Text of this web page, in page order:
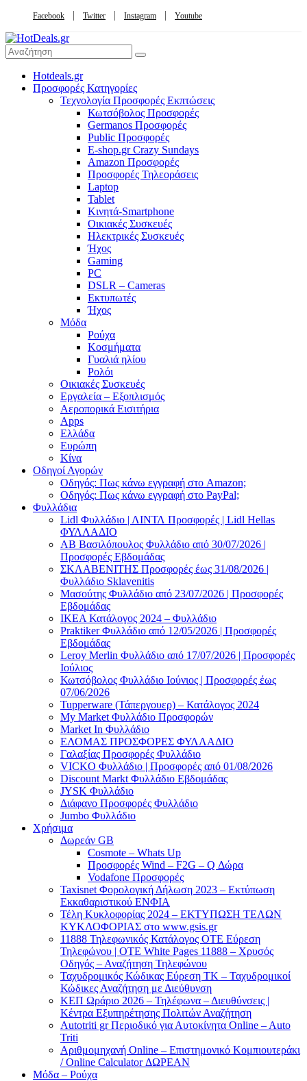
Facebook Twitter Instagram Youtube
Hotdeals.gr
Προσφορές Κατηγορίες
Τεχνολογία Προσφορές Εκπτώσεις
Κωτσόβολος Προσφορές
Germanos Προσφορές
Public Προσφορές
E-shop.gr Crazy Sundays
Amazon Προσφορές
Προσφορές Τηλεοράσεις
Laptop
Tablet
Κινητά-Smartphone
Οικιακές Συσκευές
Hλεκτρικές Συσκευές
Ήχος
Gaming
PC
DSLR – Cameras
Εκτυπωτές
Ήχος
Μόδα
Ρούχα
Κοσμήματα
Γυαλιά ηλίου
Ρολόι
Οικιακές Συσκευές
Εργαλεία – Εξοπλισμός
Αεροπορικά Εισιτήρια
Apps
Ελλάδα
Ευρώπη
Κίνα
Οδηγοί Αγορών
Οδηγός: Πως κάνω εγγραφή στο Amazon;
Οδηγός: Πως κάνω εγγραφή στο PayPal;
Φυλλάδια
Lidl Φυλλάδιο | ΛΙΝΤΛ Προσφορές | Lidl Hellas
ΦΥΛΛΑΔΙΟ
AB Βασιλόπουλος Φυλλάδιο από 30/07/2026 |
Προσφορές Εβδομάδας
ΣΚΛΑΒΕΝΙΤΗΣ Προσφορές έως 31/08/2026 |
Φυλλάδιο Sklavenitis
Μασούτης Φυλλάδιο από 23/07/2026 | Προσφορές
Εβδομάδας
ΙΚΕΑ Κατάλογος 2024 – Φυλλάδιο
Praktiker Φυλλάδιο από 12/05/2026 | Προσφορές
Εβδομάδας
Leroy Merlin Φυλλάδιο από 17/07/2026 | Προσφορές
Ιούλιος
Κωτσόβολος Φυλλάδιο Ιούνιος | Προσφορές έως
07/06/2026
Tupperware (Τάπεργουερ) – Κατάλογος 2024
My Market Φυλλάδιο Προσφορών
Market In Φυλλάδιο
ΕΛΟΜΑΣ ΠΡΟΣΦΟΡΕΣ ΦΥΛΛΑΔΙΟ
Γαλαξίας Προσφορές Φυλλάδιο
VICKO Φυλλάδιο | Προσφορές από 01/08/2026
Discount Markt Φυλλάδιο Εβδομάδας
JYSK Φυλλάδιο
Διάφανο Προσφορές Φυλλάδιο
Jumbo Φυλλάδιο
Χρήσιμα
Δωρεάν GB
Cosmote – Whats Up
Προσφορές Wind – F2G – Q Δώρα
Vodafone Προσφορές
Taxisnet Φορολογική Δήλωση 2023 – Εκτύπωση
Εκκαθαριστικού EΝΦΙΑ
Τέλη Kυκλοφορίας 2024 – ΕΚΤΥΠΩΣΗ ΤΕΛΩΝ
ΚΥΚΛΟΦΟΡΙΑΣ στο www.gsis.gr
11888 Τηλεφωνικός Κατάλογος ΟΤΕ Εύρεση
Τηλεφώνου | OTE White Pages 11888 – Χρυσός
Οδηγός – Αναζήτηση Τηλεφώνου
Ταχυδρομικός Κώδικας Εύρεση ΤΚ – Ταχυδρομικοί
Κώδικες Αναζήτηση με Διεύθυνση
ΚΕΠ Ωράριο 2026 – Τηλέφωνα – Διευθύνσεις |
Κέντρα Εξυπηρέτησης Πολιτών Αναζήτηση
Autotriti gr Περιοδικό για Αυτοκίνητα Online – Auto
Triti
Αριθμομηχανή Online – Επιστημονικό Κομπιουτεράκι
/ Online Calculator ΔΩΡΕΑΝ
Μόδα – Ρούχα